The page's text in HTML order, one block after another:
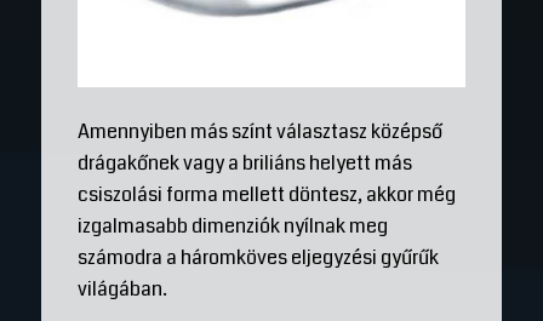
Amennyiben más színt választasz középső
drágakőnek vagy a briliáns helyett más
csiszolási forma mellett döntesz, akkor még
izgalmasabb dimenziók nyílnak meg
számodra a háromköves eljegyzési gyűrűk
világában.